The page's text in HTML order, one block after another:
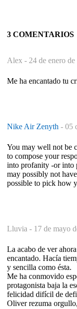
3 COMENTARIOS
Alex - 24 de enero
Me ha encantado tu
Nike Air Zenyth - 05
You may well not be
to compose your
into profanity -or into
may possibly not
possible to pick how
Lluvia - 17 de mayo
La acabo de ver
encantado. Hacía
y sencilla como ésta.
Me ha conmovido
protagonista baja la
felicidad difícil de
Oliver rezuma